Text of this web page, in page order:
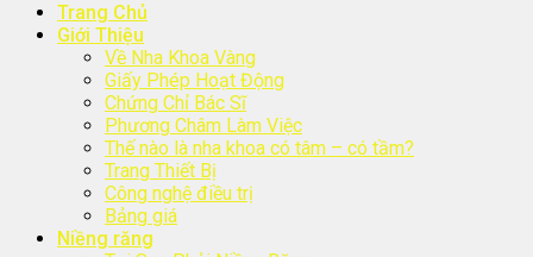
Trang Chủ
Giới Thiệu
Về Nha Khoa Vàng
Giấy Phép Hoạt Động
Chứng Chỉ Bác Sĩ
Phương Châm Làm Việc
Thế nào là nha khoa có tâm – có tầm?
Trang Thiết Bị
Công nghệ điều trị
Bảng giá
Niềng răng